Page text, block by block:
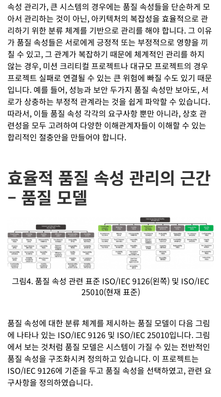
속성 관리가, 큰 시스템의 경우에는 품질 속성들을 단순하게 모
아서 관리하는 것이 아닌, 아키텍처의 복잡성을 효율적으로 관
리하기 위한 분류 체계를 기반으로 관리를 해야 합니다. 그 이유
가 품질 속성들은 서로에게 긍정적 또는 부정적으로 영향을 끼
칠 수 있고, 그 관계가 복잡하기 때문에 체계적인 관리를 하지
않는 경우, 미션 크리티컬 프로젝트나 대규모 프로젝트의 경우
프로젝트 실패로 연결될 수 있는 큰 위험에 빠질 수도 있기 때문
입니다. 예를 들어, 성능과 보안 두가지 품질 속성만 보아도, 서
로가 상충하는 부정적 관계라는 것을 쉽게 파악할 수 있습니다.
따라서, 이들 품질 속성 각각의 요구사항 뿐만 아니라, 상호 관
련성을 모두 고려하여 다양한 이해관계자들이 이해할 수 있는
합리적인 절충안을 만들어야 합니다.
효율적 품질 속성 관리의 근간
– 품질 모델
그림4. 품질 속성 관련 표준 ISO/IEC 9126(왼쪽) 및 ISO/IEC
25010(현재 표준)
품질 속성에 대한 분류 체계를 제시하는 품질 모델이 다음 그림
에 나타나 있는 ISO/IEC 9126 및 ISO/IEC 25010입니다. 그림
에서 보는 것처럼 품질 모델은 시스템이 가질 수 있는 전반적인
품질 속성을 구조화시켜 정의하고 있습니다. 이 프로젝트는
ISO/IEC 9126에 기준을 두고 품질 속성을 선택하였고, 관련 요
구사항을 정의하였습니다.